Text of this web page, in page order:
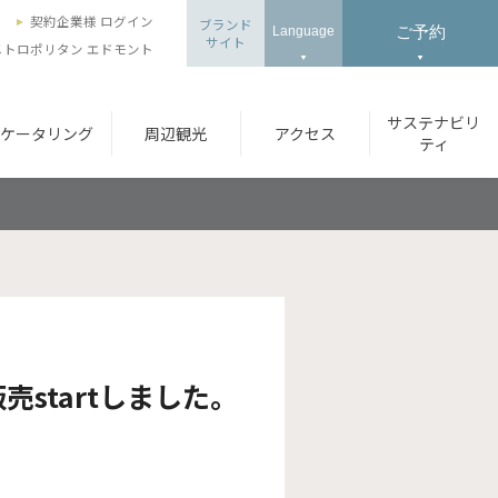
ケータリング 周辺観光 アクセス
サステナビリ
ティ
契約企業様 ログイン
ロポリタン エドモント
ブランド
サイト
Language ご予約
startしました。